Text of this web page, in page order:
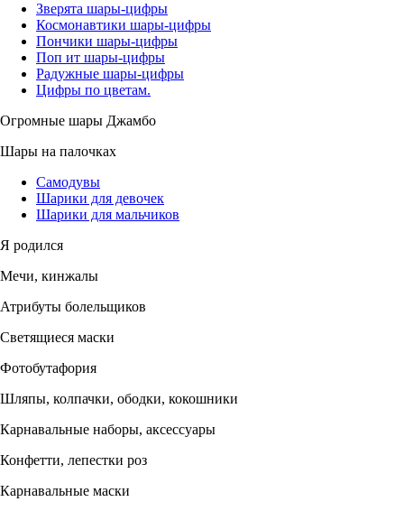
Зверята шары-цифры
Космонавтики шары-цифры
Пончики шары-цифры
Поп ит шары-цифры
Радужные шары-цифры
Цифры по цветам.
Огромные шары Джамбо
Шары на палочках
Самодувы
Шарики для девочек
Шарики для мальчиков
Я родился
Мечи, кинжалы
Атрибуты болельщиков
Светящиеся маски
Фотобутафория
Шляпы, колпачки, ободки, кокошники
Карнавальные наборы, аксессуары
Конфетти, лепестки роз
Карнавальные маски